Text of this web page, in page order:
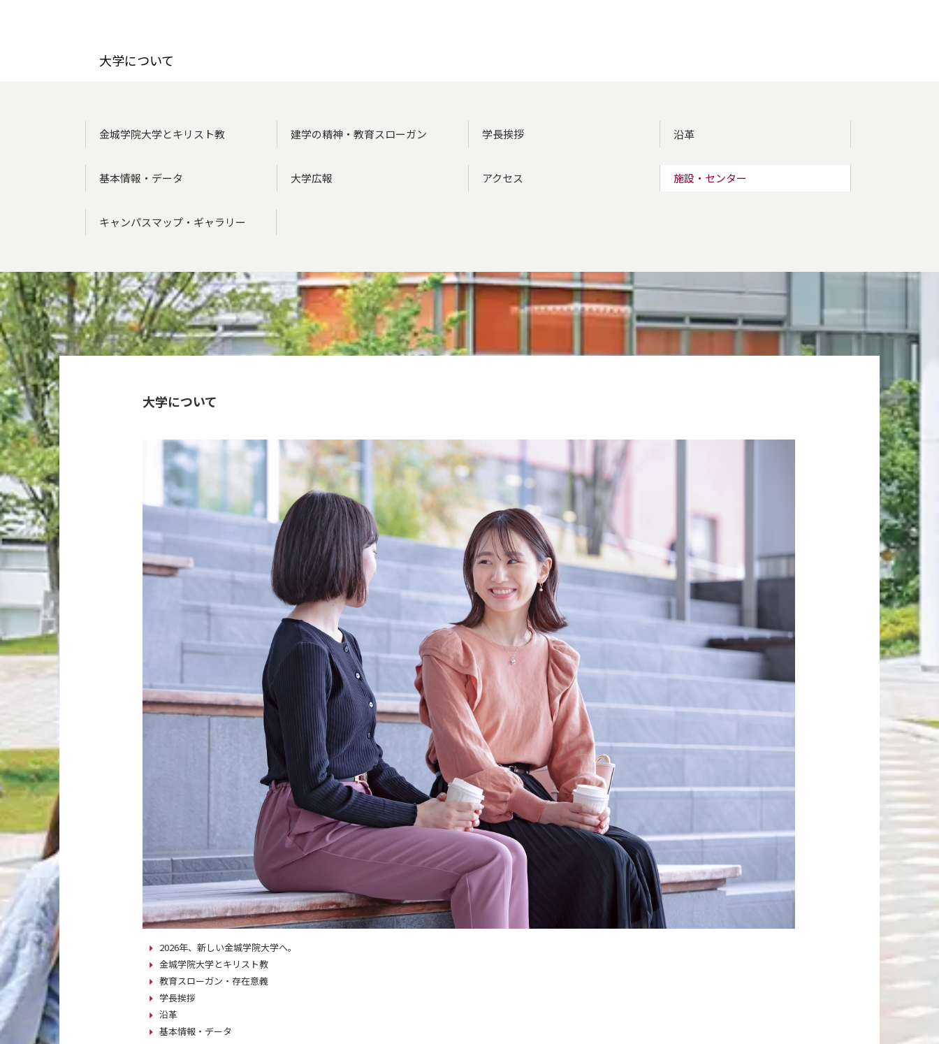
大学について
金城学院大学とキリスト教 建学の精神・教育スローガン 学長挨拶 沿革
基本情報・データ 大学広報 アクセス 施設・センター
キャンパスマップ・ギャラリー
大学について
2026年、新しい金城学院大学へ。
金城学院大学とキリスト教
教育スローガン・存在意義
学長挨拶
沿革
基本情報・データ